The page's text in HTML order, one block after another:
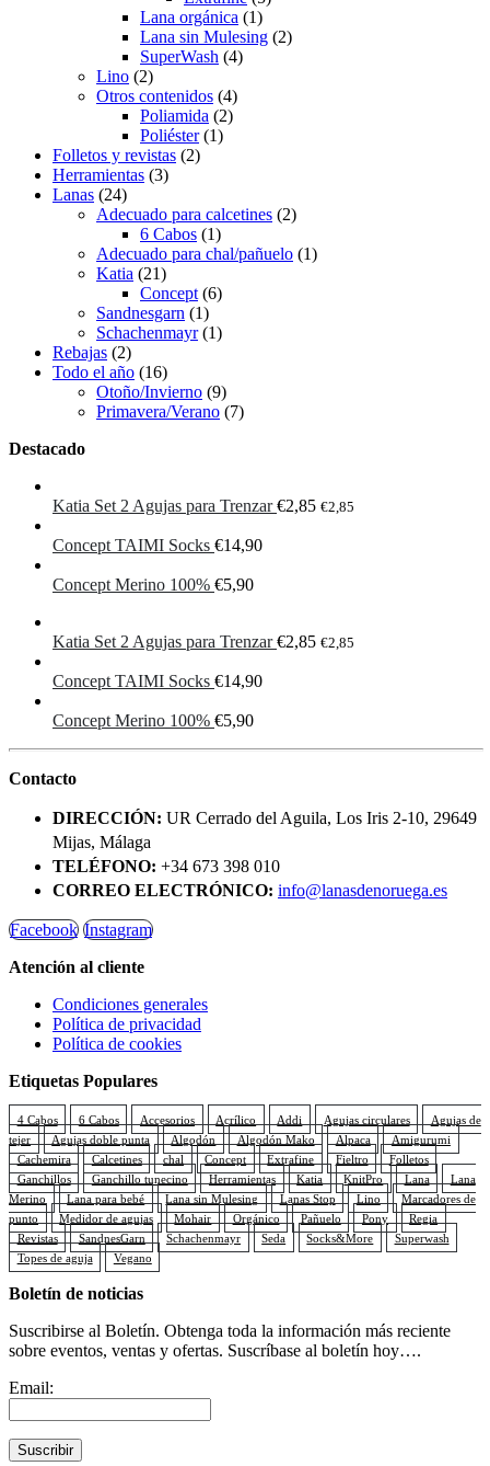
Lana orgánica (1)
Lana sin Mulesing (2)
SuperWash (4)
Lino (2)
Otros contenidos (4)
Poliamida (2)
Poliéster (1)
Folletos y revistas (2)
Herramientas (3)
Lanas (24)
Adecuado para calcetines (2)
6 Cabos (1)
Adecuado para chal/pañuelo (1)
Katia (21)
Concept (6)
Sandnesgarn (1)
Schachenmayr (1)
Rebajas (2)
Todo el año (16)
Otoño/Invierno (9)
Primavera/Verano (7)
Destacado
Katia Set 2 Agujas para Trenzar €2,85 €2,85
Concept TAIMI Socks €14,90
Concept Merino 100% €5,90
Katia Set 2 Agujas para Trenzar €2,85 €2,85
Concept TAIMI Socks €14,90
Concept Merino 100% €5,90
Contacto
DIRECCIÓN: UR Cerrado del Aguila, Los Iris 2-10, 29649
Mijas, Málaga
TELÉFONO: +34 673 398 010
CORREO ELECTRÓNICO: info@lanasdenoruega.es
Facebook Instagram
Atención al cliente
Condiciones generales
Política de privacidad
Política de cookies
Etiquetas Populares
4 Cabos 6 Cabos Accesorios Acrílico Addi Agujas circulares
Agujas de
tejer
Agujas doble punta Algodón Algodón Mako Alpaca
Amigurumi
Cachemira
Calcetines chal Concept Extrafine Fieltro
Folletos
Ganchillos
Ganchillo tunecino Herramientas Katia KnitPro Lana
Lana
Merino
Lana para bebé Lana sin Mulesing Lanas Stop Lino
Marcadores de
punto
Medidor de agujas Mohair Orgánico Pañuelo Pony
Regia
Revistas
SandnesGarn Schachenmayr Seda Socks&More
Superwash
Topes de aguja
Vegano
Boletín de noticias
Suscribirse al Boletín. Obtenga toda la información más reciente
sobre eventos, ventas y ofertas. Suscríbase al boletín hoy….
Email: